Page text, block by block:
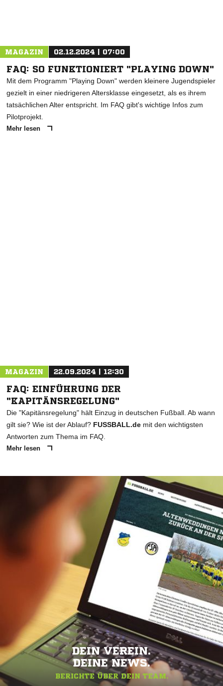
MAGAZIN 02.12.2024 | 07:00
FAQ: SO FUNKTIONIERT "PLAYING DOWN"
Mit dem Programm "Playing Down" werden kleinere Jugendspieler
gezielt in einer niedrigeren Altersklasse eingesetzt, als es ihrem
tatsächlichen Alter entspricht. Im FAQ gibt's wichtige Infos zum
Pilotprojekt.
Mehr lesen
MAGAZIN 22.09.2024 | 12:30
FAQ: EINFÜHRUNG DER
"KAPITÄNSREGELUNG"
Die "Kapitänsregelung" hält Einzug in deutschen Fußball. Ab wann
gilt sie? Wie ist der Ablauf? FUSSBALL.de mit den wichtigsten
Antworten zum Thema im FAQ.
Mehr lesen
DEIN VEREIN.
DEINE NEWS.
BERICHTE ÜBER DEIN TEAM.